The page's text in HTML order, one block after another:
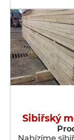
Sibiřský